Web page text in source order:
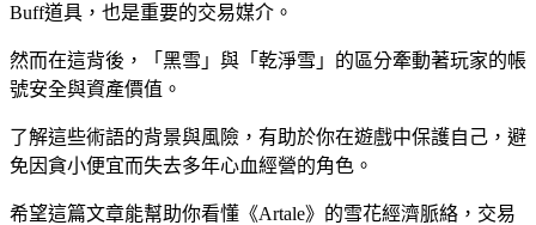
Buff道具，也是重要的交易媒介。
然而在這背後，「黑雪」與「乾淨雪」的區分牽動著玩家的帳
號安全與資產價值。
了解這些術語的背景與風險，有助於你在遊戲中保護自己，避
免因貪小便宜而失去多年心血經營的角色。
希望這篇文章能幫助你看懂《Artale》的雪花經濟脈絡，交易